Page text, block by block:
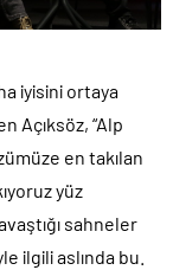
iyisini ortaya
Açıksöz, “Alp
en takılan
yüz
sahneler
ilgili aslında bu.